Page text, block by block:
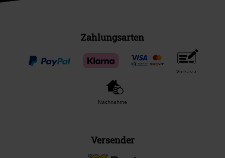
Zahlungsarten
Vorkasse
Nachnahme
Versender